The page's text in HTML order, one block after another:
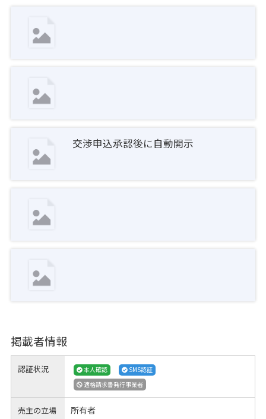
交渉申込承認後に自動開示
掲載者情報
認証状況 本人確認
SMS認証
適格請求書発行事業者
売主の立場 所有者